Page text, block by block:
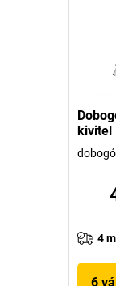
kivitel
4
6